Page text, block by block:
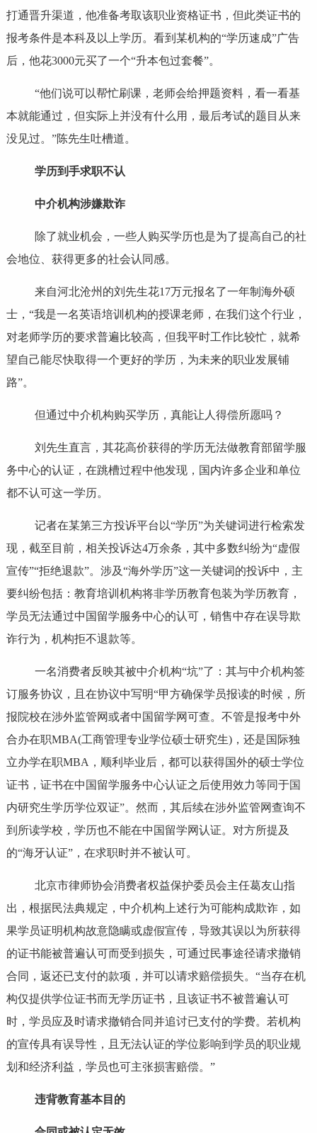
打通晋升渠道，他准备考取该职业资格证书，但此类证书的
报考条件是本科及以上学历。看到某机构的“学历速成”广告
后，他花3000元买了一个“升本包过套餐”。
“他们说可以帮忙刷课，老师会给押题资料，看一看基
本就能通过，但实际上并没有什么用，最后考试的题目从来
没见过。”陈先生吐槽道。
学历到手求职不认
中介机构涉嫌欺诈
除了就业机会，一些人购买学历也是为了提高自己的社
会地位、获得更多的社会认同感。
来自河北沧州的刘先生花17万元报名了一年制海外硕
士，“我是一名英语培训机构的授课老师，在我们这个行业，
对老师学历的要求普遍比较高，但我平时工作比较忙，就希
望自己能尽快取得一个更好的学历，为未来的职业发展铺
路”。
但通过中介机构购买学历，真能让人得偿所愿吗？
刘先生直言，其花高价获得的学历无法做教育部留学服
务中心的认证，在跳槽过程中他发现，国内许多企业和单位
都不认可这一学历。
记者在某第三方投诉平台以“学历”为关键词进行检索发
现，截至目前，相关投诉达4万余条，其中多数纠纷为“虚假
宣传”“拒绝退款”。涉及“海外学历”这一关键词的投诉中，主
要纠纷包括：教育培训机构将非学历教育包装为学历教育，
学员无法通过中国留学服务中心的认可，销售中存在误导欺
诈行为，机构拒不退款等。
一名消费者反映其被中介机构“坑”了：其与中介机构签
订服务协议，且在协议中写明“甲方确保学员报读的时候，所
报院校在涉外监管网或者中国留学网可查。不管是报考中外
合办在职MBA(工商管理专业学位硕士研究生)，还是国际独
立办学在职MBA，顺利毕业后，都可以获得国外的硕士学位
证书，证书在中国留学服务中心认证之后使用效力等同于国
内研究生学历学位双证”。然而，其后续在涉外监管网查询不
到所读学校，学历也不能在中国留学网认证。对方所提及
的“海牙认证”，在求职时并不被认可。
北京市律师协会消费者权益保护委员会主任葛友山指
出，根据民法典规定，中介机构上述行为可能构成欺诈，如
果学员证明机构故意隐瞒或虚假宣传，导致其误以为所获得
的证书能被普遍认可而受到损失，可通过民事途径请求撤销
合同，返还已支付的款项，并可以请求赔偿损失。“当存在机
构仅提供学位证书而无学历证书，且该证书不被普遍认可
时，学员应及时请求撤销合同并追讨已支付的学费。若机构
的宣传具有误导性，且无法认证的学位影响到学员的职业规
划和经济利益，学员也可主张损害赔偿。”
违背教育基本目的